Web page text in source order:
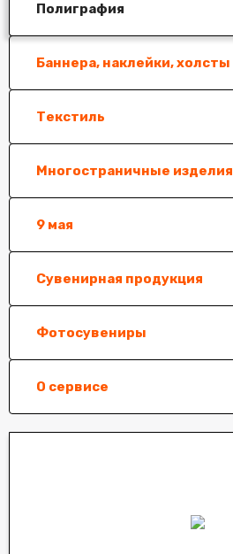
Полиграфия
Баннера, наклейки, холсты
Текстиль
Многостраничные изделия
9 мая
Сувенирная продукция
Фотосувениры
О сервисе